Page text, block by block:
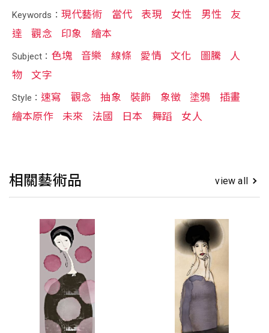
Keywords： 現代藝術 當代 表現 女性 男性
友
達
觀念 印象 繪本
Subject： 色塊 音樂 線條 愛情 文化 圖騰
人
物
文字
Style： 速寫 觀念 抽象 裝飾 象徵 塗鴉
插畫
繪本原作
未來 法國 日本 舞蹈 女人
相關藝術品 view all